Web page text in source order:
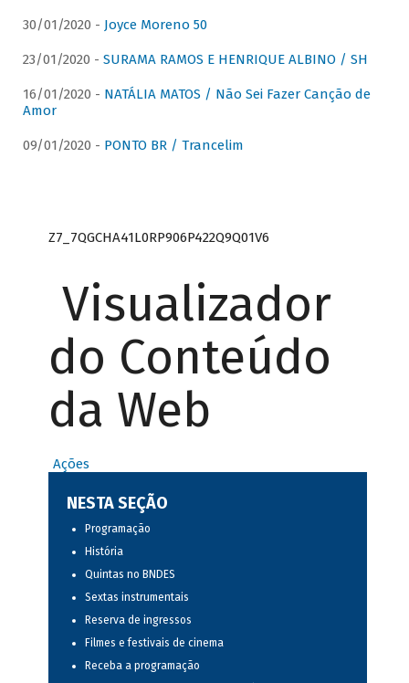
30/01/2020 - Joyce Moreno 50
23/01/2020 - SURAMA RAMOS E HENRIQUE ALBINO / SH
16/01/2020 - NATÁLIA MATOS / Não Sei Fazer Canção de
Amor
09/01/2020 - PONTO BR / Trancelim
Z7_7QGCHA41L0RP906P422Q9Q01V6
Visualizador
do Conteúdo
da Web
Ações
NESTA SEÇÃO
Programação
História
Quintas no BNDES
Sextas instrumentais
Reserva de ingressos
Filmes e festivais de cinema
Receba a programação